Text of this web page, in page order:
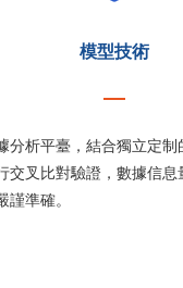
模型技術
分析平臺，結合獨立定制
交叉比對驗證，數據信息
謹準確。